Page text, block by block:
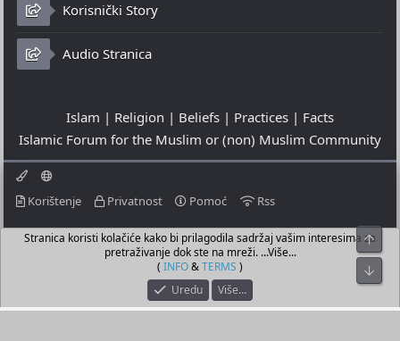
Korisnički Story
Audio Stranica
Islam | Religion | Beliefs | Practices | Facts
Islamic Forum for the Muslim or (non) Muslim Community
Korištenje Privatnost Pomoć Rss
© 2023 - 07-08-2026
© Islamic Community Platform ®
Stranica koristi kolačiće kako bi prilagodila sadržaj vašim interesima za
pretraživanje dok ste na mreži. ...Više...
( INFO&TERMS )
Uredu
Više…
Top